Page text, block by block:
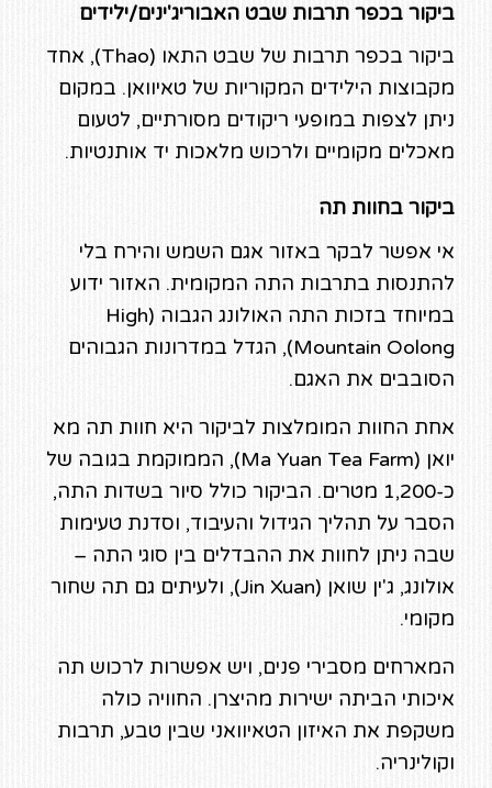
ביקור בכפר תרבות שבט האבוריג'ינים/ילידים
ביקור בכפר תרבות של שבט התאו (Thao), אחד
מקבוצות הילידים המקוריות של טאיוואן. במקום
ניתן לצפות במופעי ריקודים מסורתיים, לטעום
מאכלים מקומיים ולרכוש מלאכות יד אותנטיות.
ביקור בחוות תה
אי אפשר לבקר באזור אגם השמש והירח בלי
להתנסות בתרבות התה המקומית. האזור ידוע
במיוחד בזכות התה האולונג הגבוה (High
Mountain Oolong), הגדל במדרונות הגבוהים
הסובבים את האגם.
אחת החוות המומלצות לביקור היא חוות תה מא
יואן (Ma Yuan Tea Farm), הממוקמת בגובה של
כ-1,200 מטרים. הביקור כולל סיור בשדות התה,
הסבר על תהליך הגידול והעיבוד, וסדנת טעימות
שבה ניתן לחוות את ההבדלים בין סוגי התה –
אולונג, ג'ין שואן (Jin Xuan), ולעיתים גם תה שחור
מקומי.
המארחים מסבירי פנים, ויש אפשרות לרכוש תה
איכותי הביתה ישירות מהיצרן. החוויה כולה
משקפת את האיזון הטאיוואני שבין טבע, תרבות
וקולינריה.